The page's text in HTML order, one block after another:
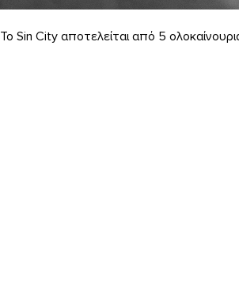
Το Sin City αποτελείται από 5